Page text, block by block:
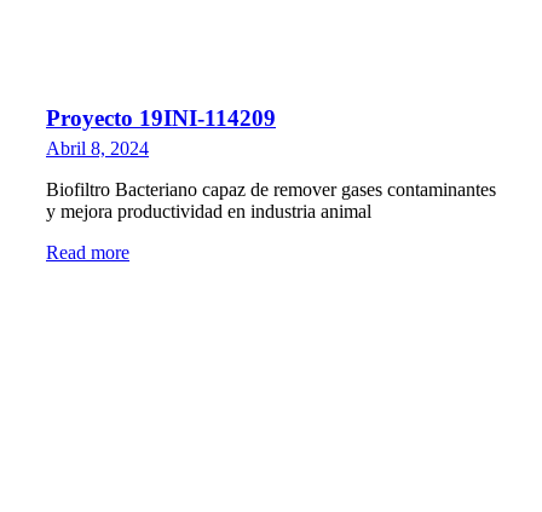
Proyecto 19INI-114209
Abril 8, 2024
Biofiltro Bacteriano capaz de remover gases contaminantes
y mejora productividad en industria animal
Read more